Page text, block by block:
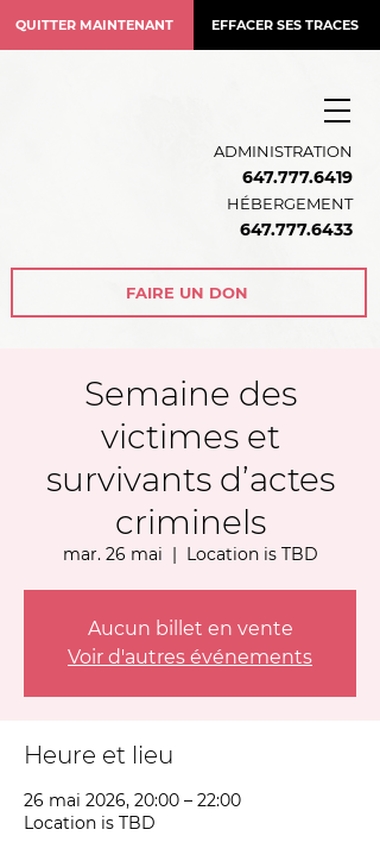
QUITTER MAINTENANT EFFACER SES TRACES
ADMINISTRATION
647.777.6419
HÉBERGEMENT
647.777.6433
FAIRE UN DON
Semaine des
victimes et
survivants d’actes
criminels
mar. 26 mai
  |
Location is TBD
Aucun billet en vente
Voir d'autres événements
Heure et lieu
26 mai 2026, 20:00 – 22:00
Location is TBD